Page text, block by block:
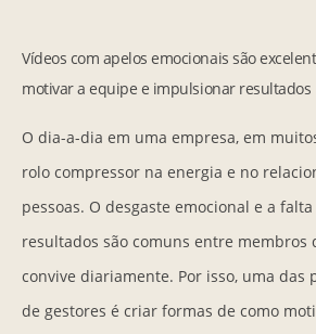
Vídeos com apelos emocionais são
motivar a equipe e impulsionar resultados
O dia-a-dia em uma empresa, em
rolo compressor na energia e no
pessoas. O desgaste emocional e a
resultados são comuns entre membros
convive diariamente. Por isso, uma das
de gestores é criar formas de como